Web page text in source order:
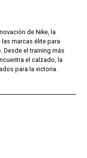
de Nike, la
marcas élite para
Desde el training más
el calzado, la
para la victoria.